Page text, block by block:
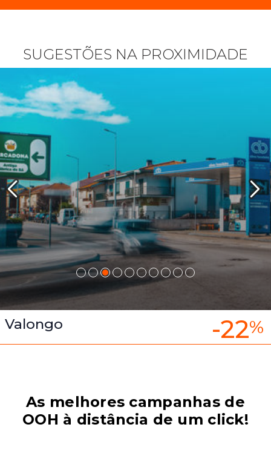
SUGESTÕES NA PROXIMIDADE
Valongo -22%
As melhores campanhas de
OOH à distância de um click!